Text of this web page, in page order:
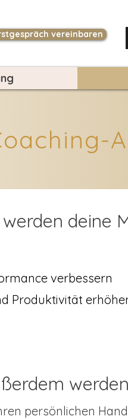
vereinbaren
deine
verbessern
Produktivität
werden
persönlichen